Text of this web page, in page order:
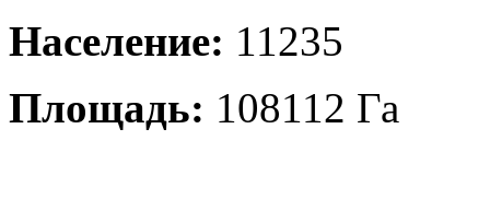
Население: 11235
Площадь: 108112 Га